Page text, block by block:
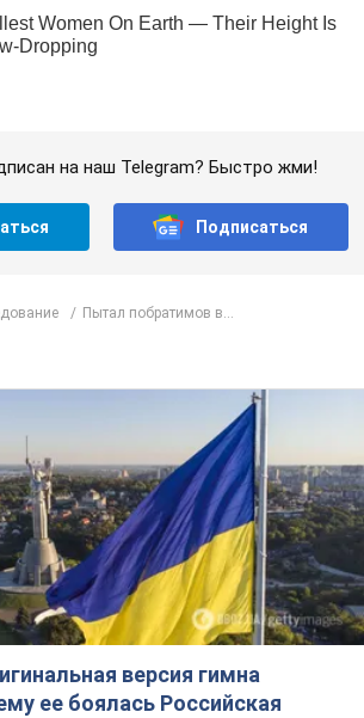
на наш Telegram? Быстро жми!
Подписаться
Пытал побратимов в...
версия гимна
ее боялась Российская